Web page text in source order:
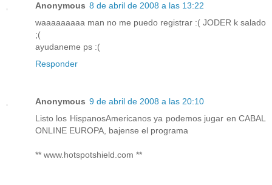
Anonymous 8 de abril de 2008 a las 13:22
waaaaaaaaa man no me puedo registrar :( JODER k salado
;(
ayudaneme ps :(
Responder
Anonymous 9 de abril de 2008 a las 20:10
Listo los HispanosAmericanos ya podemos jugar en CABAL
ONLINE EUROPA, bajense el programa
** www.hotspotshield.com **